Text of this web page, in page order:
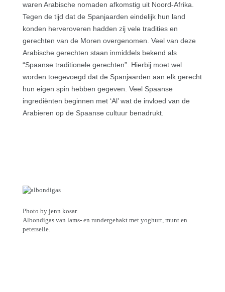
waren Arabische nomaden afkomstig uit Noord-Afrika.
Tegen de tijd dat de Spanjaarden eindelijk hun land
konden herveroveren hadden zij vele tradities en
gerechten van de Moren overgenomen. Veel van deze
Arabische gerechten staan inmiddels bekend als
“Spaanse traditionele gerechten”. Hierbij moet wel
worden toegevoegd dat de Spanjaarden aan elk gerecht
hun eigen spin hebben gegeven. Veel Spaanse
ingrediënten beginnen met ‘Al’ wat de invloed van de
Arabieren op de Spaanse cultuur benadrukt.
Photo by jenn kosar.
Albondigas van lams- en rundergehakt met yoghurt, munt en
peterselie.